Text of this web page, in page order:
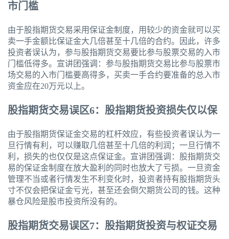
市门槛
由于股指期货交易采用保证金制度，用较少的资金就可以买
卖一手金额比保证金大几倍甚至十几倍的合约。因此，许多
投资者误认为，参与股指期货交易要比参与股票交易的入市
门槛低得多。宣讲团强调：参与股指期货交易比参与股票市
场交易的入市门槛要高得多，买卖一手合约要准备的总入市
资金应在20万元以上。
股指期货交易误区6：股指期货投资损失仅以保
由于股指期货保证金交易的杠杆效应，有些投资者误认为一
旦行情有利，可以赚取几倍甚至十几倍的利润；一旦行情不
利，损失的也仅仅是这点保证金。宣讲团强调：股指期货交
易的保证金制度在放大盈利的同时也放大了亏损。一旦资金
管理不当或者行情发生不利变化时，投资者持有股指期货头
寸不仅会把保证金亏光，甚至还会倒欠期货公司的钱。这种
暴仓风险是股市投资所没有的。
股指期货交易误区7：股指期货投资与权证交易